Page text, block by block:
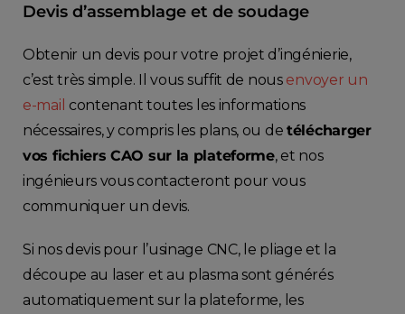
Devis d’assemblage et de soudage
Obtenir un devis pour votre projet d’ingénierie,
c’est très simple. Il vous suffit de nous envoyer un
e-mail contenant toutes les informations
nécessaires, y compris les plans, ou de télécharger
vos fichiers CAO sur la plateforme, et nos
ingénieurs vous contacteront pour vous
communiquer un devis.
Si nos devis pour l’usinage CNC, le pliage et la
découpe au laser et au plasma sont générés
automatiquement sur la plateforme, les